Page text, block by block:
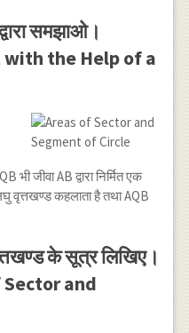
समझाओ।
the Help of a
जीवा AB द्वारा निर्मित एक
वृत्तखण्ड कहलाता है तथा AQB
के सूत्र लिखिए।
and